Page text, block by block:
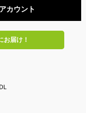
カウント
お届け！